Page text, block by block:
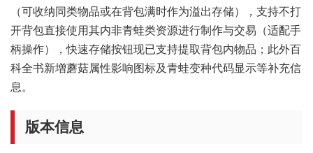
（可收纳同类物品或在背包满时作为溢出存储），支持不打
开背包直接使用其内非青蛙类资源进行制作与交易（适配手
柄操作），快速存储按钮现已支持提取背包内物品；此外百
科全书新增蘑菇属性影响图标及青蛙变种代码显示等补充信
息。
版本信息